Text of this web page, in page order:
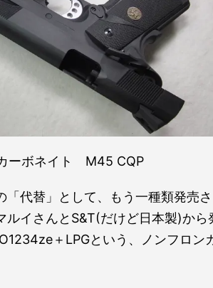
ーボネイト M45 CQP
「代替」として、もう一種類発売さ
ルイさんとS&T(だけど日本製)から
＋LPGという、ノンフロン